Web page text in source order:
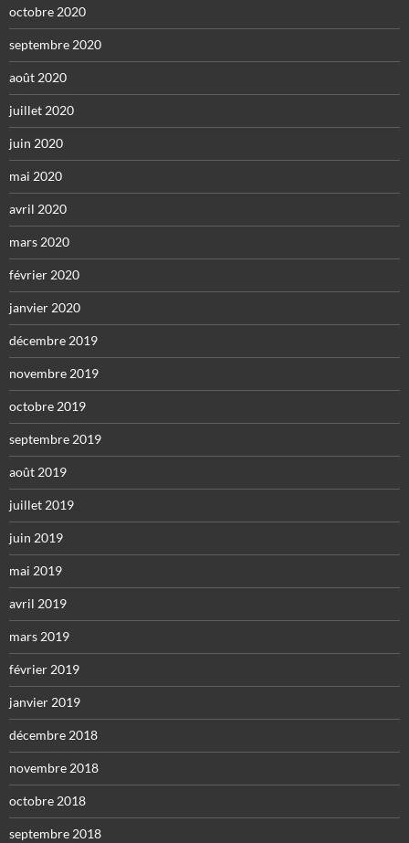
octobre 2020
septembre 2020
août 2020
juillet 2020
juin 2020
mai 2020
avril 2020
mars 2020
février 2020
janvier 2020
décembre 2019
novembre 2019
octobre 2019
septembre 2019
août 2019
juillet 2019
juin 2019
mai 2019
avril 2019
mars 2019
février 2019
janvier 2019
décembre 2018
novembre 2018
octobre 2018
septembre 2018